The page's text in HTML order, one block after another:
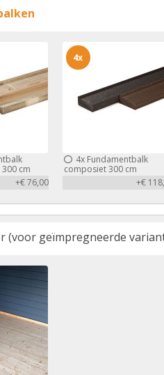
cm
+€ 76,00
4xFundamentbalk
composiet 300 cm
+€
4x
(voor geïmpregneerde